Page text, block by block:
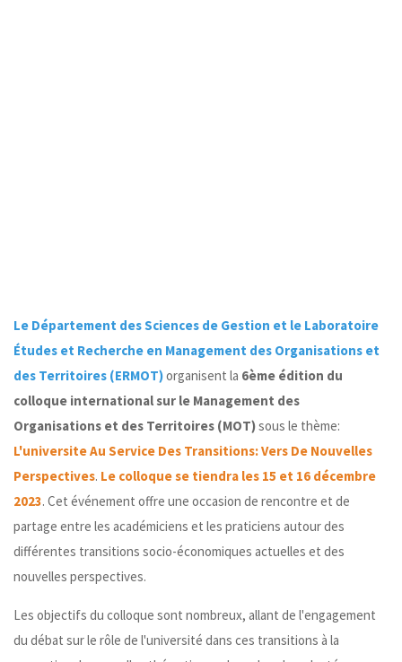
Le Département des Sciences de Gestion et le Laboratoire
Études et Recherche en Management des Organisations et
des Territoires (ERMOT)organisent la 6ème édition du
colloque internationalsur le Management des
Organisations et des Territoires (MOT)sous le thème:
L'universite Au Service Des Transitions: Vers De Nouvelles
Perspectives. Le colloque se tiendra les 15 et 16 décembre
2023. Cet événement offre une occasion de rencontre et de
partage entre les académiciens et les praticiens autour des
différentes transitions socio-économiques actuelles et des
nouvelles perspectives.
Les objectifs du colloque sont nombreux, allant de l'engagement
du débat sur le rôle de l'université dans ces transitions à la